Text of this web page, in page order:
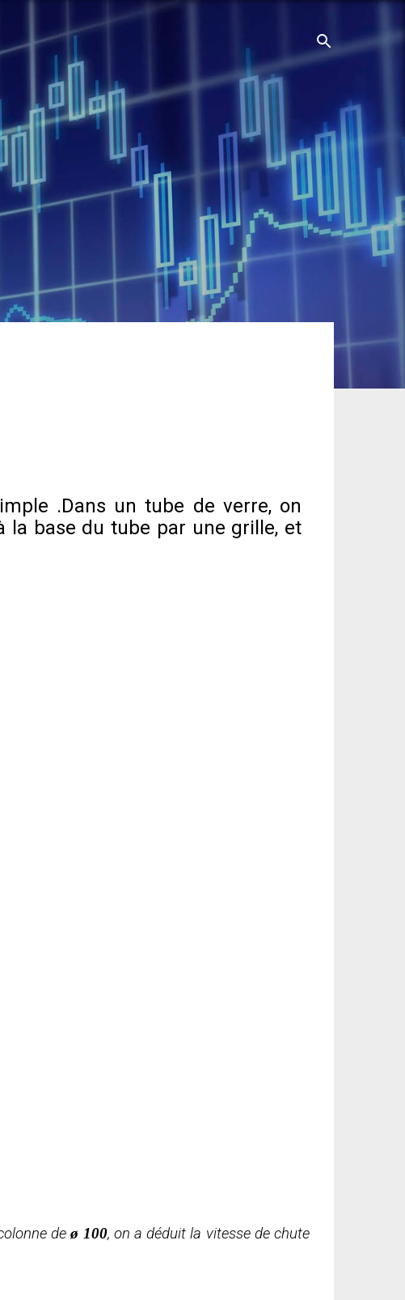
.Dans un tube de verre, on
la base du tube par une grille, et
deø 100, on a déduit la vitesse de chute